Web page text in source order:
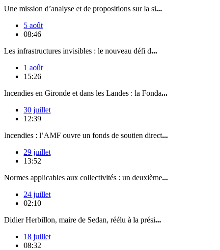
Une mission d’analyse et de propositions sur la si...
5 août
08:46
Les infrastructures invisibles : le nouveau défi d...
1 août
15:26
Incendies en Gironde et dans les Landes : la Fonda...
30 juillet
12:39
Incendies : l’AMF ouvre un fonds de soutien direct...
29 juillet
13:52
Normes applicables aux collectivités : un deuxième...
24 juillet
02:10
Didier Herbillon, maire de Sedan, réélu à la prési...
18 juillet
08:32